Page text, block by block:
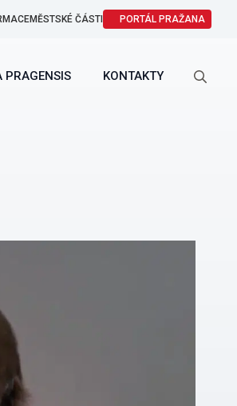
MĚSTSKÉ ČÁSTI PORTÁL PRAŽANA
PRAGENSIS KONTAKTY